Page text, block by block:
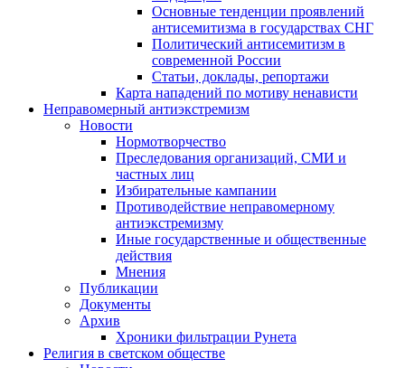
Основные тенденции проявлений
антисемитизма в государствах СНГ
Политический антисемитизм в
современной России
Статьи, доклады, репортажи
Карта нападений по мотиву ненависти
Неправомерный антиэкстремизм
Новости
Нормотворчество
Преследования организаций, СМИ и
частных лиц
Избирательные кампании
Противодействие неправомерному
антиэкстремизму
Иные государственные и общественные
действия
Мнения
Публикации
Документы
Архив
Хроники фильтрации Рунета
Религия в светском обществе